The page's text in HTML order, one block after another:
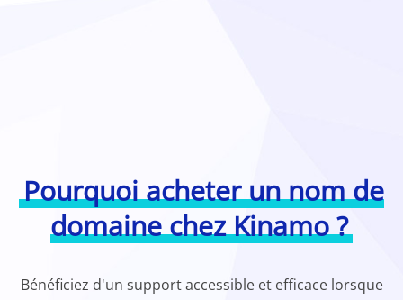
Pourquoi acheter un nom de
domaine chez Kinamo ?
Bénéficiez d'un support accessible et efficace lorsque